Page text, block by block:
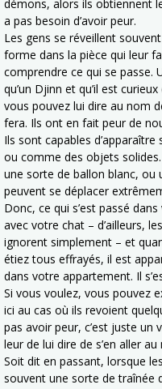
démons, alors ils obtiennent
a pas besoin d’avoir peur.
Les gens se réveillent
forme dans la pièce qui leur
comprendre ce qui se passe.
qu’un Djinn et qu’il est
vous pouvez lui dire au nom
fera. Ils ont en fait peur de
Ils sont capables
ou comme des objets
une sorte de ballon blanc, ou
peuvent se déplacer
Donc, ce qui s’est passé
avec votre chat – d’ailleurs,
ignorent simplement – et
étiez tous effrayés, il est
dans votre appartement. Il
Si vous voulez, vous pouvez
ici au cas où ils revoient
pas avoir peur, c’est juste un
leur de lui dire de s’en aller
Soit dit en passant, lorsque
souvent une sorte de traînée